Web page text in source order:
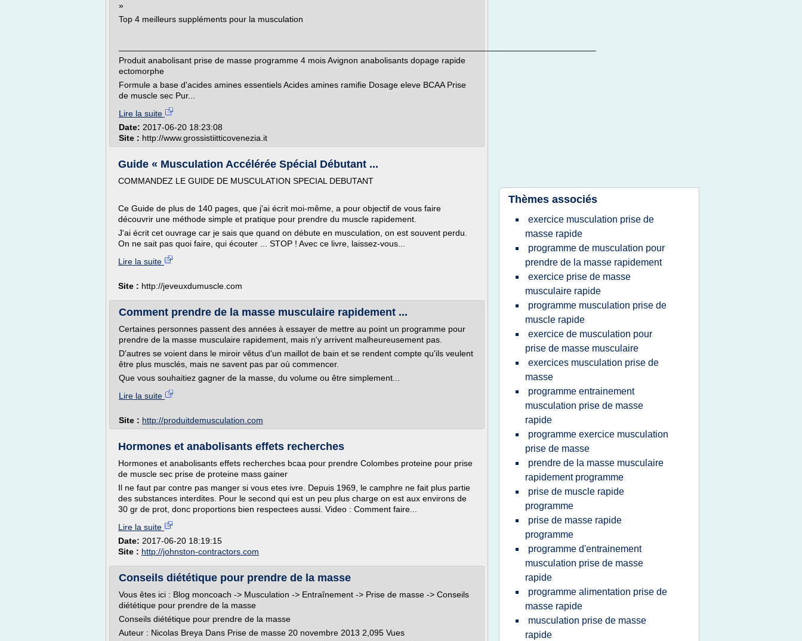
»
Top 4 meilleurs suppléments pour la musculation
Produit anabolisant prise de masse programme 4 mois Avignon anabolisants dopage rapide
ectomorphe
Formule a base d'acides amines essentiels Acides amines ramifie Dosage eleve BCAA Prise
de muscle sec Pur...
Lire la suite
Date: 2017-06-20 18:23:08
Site : http://www.grossistiitticovenezia.it
Guide « Musculation Accélérée Spécial Débutant ...
COMMANDEZ LE GUIDE DE MUSCULATION SPECIAL DEBUTANT
Ce Guide de plus de 140 pages, que j'ai écrit moi-même, a pour objectif de vous faire
découvrir une méthode simple et pratique pour prendre du muscle rapidement.
J'ai écrit cet ouvrage car je sais que quand on débute en musculation, on est souvent perdu.
On ne sait pas quoi faire, qui écouter ... STOP ! Avec ce livre, laissez-vous...
Lire la suite
Site : http://jeveuxdumuscle.com
Comment prendre de la masse musculaire rapidement ...
Certaines personnes passent des années à essayer de mettre au point un programme pour
prendre de la masse musculaire rapidement, mais n'y arrivent malheureusement pas.
D'autres se voient dans le miroir vêtus d'un maillot de bain et se rendent compte qu'ils veulent
être plus musclés, mais ne savent pas par où commencer.
Que vous souhaitiez gagner de la masse, du volume ou être simplement...
Lire la suite
Site : http://produitdemusculation.com
Hormones et anabolisants effets recherches
Hormones et anabolisants effets recherches bcaa pour prendre Colombes proteine pour prise
de muscle sec prise de proteine mass gainer
Il ne faut par contre pas manger si vous etes ivre. Depuis 1969, le camphre ne fait plus partie
des substances interdites. Pour le second qui est un peu plus charge on est aux environs de
30 gr de prot, donc proportions bien respectees aussi. Video : Comment faire...
Lire la suite
Date: 2017-06-20 18:19:15
Site : http://johnston-contractors.com
Conseils diététique pour prendre de la masse
Vous êtes ici : Blog moncoach -> Musculation -> Entraînement -> Prise de masse -> Conseils
diététique pour prendre de la masse
Conseils diététique pour prendre de la masse
Auteur : Nicolas Breya Dans Prise de masse 20 novembre 2013 2,095 Vues
Thèmes associés
exercice musculation prise de
masse rapide
programme de musculation pour
prendre de la masse rapidement
exercice prise de masse
musculaire rapide
programme musculation prise de
muscle rapide
exercice de musculation pour
prise de masse musculaire
exercices musculation prise de
masse
programme entrainement
musculation prise de masse
rapide
programme exercice musculation
prise de masse
prendre de la masse musculaire
rapidement programme
prise de muscle rapide
programme
prise de masse rapide
programme
programme d'entrainement
musculation prise de masse
rapide
programme alimentation prise de
masse rapide
musculation prise de masse
rapide